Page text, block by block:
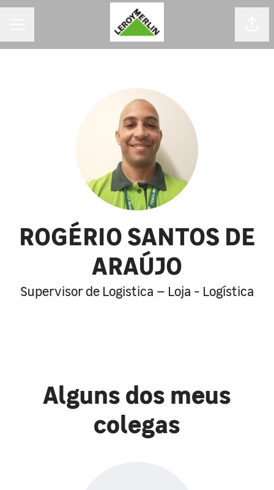
ROGÉRIO SANTOS DE
ARAÚJO
Supervisor de Logistica – Loja - Logística
Alguns dos meus
colegas